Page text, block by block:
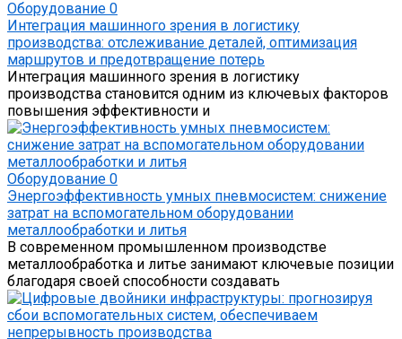
Оборудование 0
Интеграция машинного зрения в логистику
производства: отслеживание деталей, оптимизация
маршрутов и предотвращение потерь
Интеграция машинного зрения в логистику
производства становится одним из ключевых факторов
повышения эффективности и
Оборудование 0
Энергоэффективность умных пневмосистем: снижение
затрат на вспомогательном оборудовании
металлообработки и литья
В современном промышленном производстве
металлообработка и литье занимают ключевые позиции
благодаря своей способности создавать